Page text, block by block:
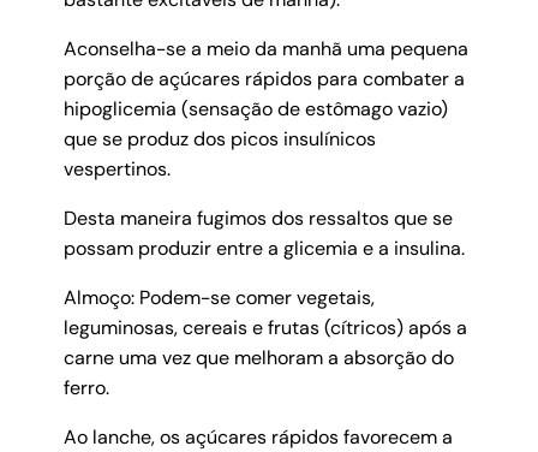
Aconselha-se a meio da manhã uma pequena
porção de açúcares rápidos para combater a
hipoglicemia (sensação de estômago vazio)
que se produz dos picos insulínicos
vespertinos.
Desta maneira fugimos dos ressaltos que se
possam produzir entre a glicemia e a insulina.
Almoço: Podem-se comer vegetais,
leguminosas, cereais e frutas (cítricos) após a
carne uma vez que melhoram a absorção do
ferro.
Ao lanche, os açúcares rápidos favorecem a